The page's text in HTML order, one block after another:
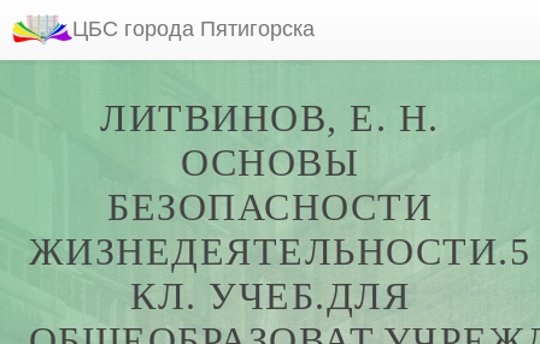
ЦБС города Пятигорска
ЛИТВИНОВ, Е. Н.
ОСНОВЫ
БЕЗОПАСНОСТИ
ЖИЗНЕДЕЯТЕЛЬНОСТИ.5
КЛ. УЧЕБ.ДЛЯ